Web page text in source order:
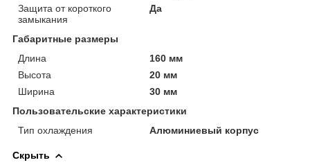
Защита от короткого
замыкания
Да
Габаритные размеры
Длина
160 мм
Высота
20 мм
Ширина
30 мм
Пользовательские характеристики
Тип охлаждения
Алюминиевый корпус
Скрыть